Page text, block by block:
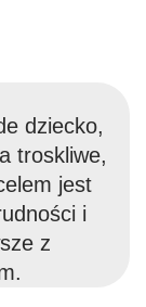
dziecko,
troskliwe,
jest
i
z